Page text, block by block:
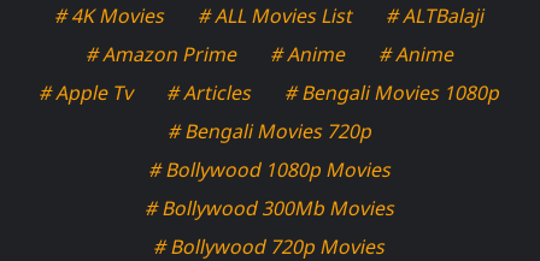
# 4K Movies
# ALL Movies List
# ALTBalaji
# Amazon Prime
# Anime
# Anime
# Apple Tv
# Articles
# Bengali Movies 1080p
# Bengali Movies 720p
# Bollywood 1080p Movies
# Bollywood 300Mb Movies
# Bollywood 720p Movies